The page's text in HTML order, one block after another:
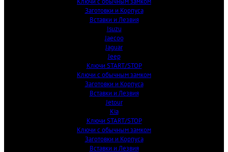
Заготовки и Корпуса
Вставки и Лезвия
Isuzu
Jaecoo
Jaguar
Jeep
Ключи START/STOP
Ключи с обычным замком
Заготовки и Корпуса
Вставки и Лезвия
Jetour
Kia
Ключи START/STOP
Ключи с обычным замком
Заготовки и Корпуса
Вставки и Лезвия